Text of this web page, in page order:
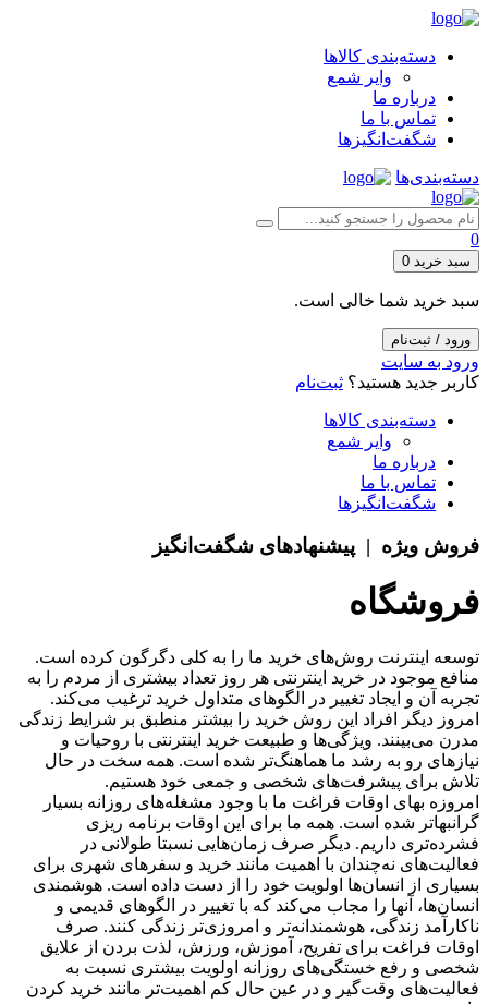
دسته‌بندی کالاها
وایر شمع
درباره ما
تماس با ما
شگفت‌انگیزها
دسته‌بندی‌ها
0
سبد خرید 0
سبد خرید شما خالی است.
ورود / ثبت‌نام
ورود به سایت
کاربر جدید هستید؟ ثبت‌نام
دسته‌بندی کالاها
وایر شمع
درباره ما
تماس با ما
شگفت‌انگیزها
فروش ویژه | پیشنهادهای شگفت‌انگیز
فروشگاه
توسعه اینترنت روش‌های خرید ما را به کلی دگرگون کرده است.
منافع موجود در خرید اینترنتی هر روز تعداد بیشتری از مردم را به
تجربه آن و ایجاد تغییر در الگوهای متداول خرید ترغیب می‏‌کند.
امروز دیگر افراد این روش خرید را بیشتر منطبق بر شرایط زندگی
مدرن می‏‏‏‌بینند. ویژگی‏‏‏‌ها و طبیعت خرید اینترنتی با روحیات و
نیازهای رو به رشد ما هماهنگ‏‏‌تر شده است. همه سخت در حال
تلاش برای پیشرفت‏‏‌های شخصی و جمعی خود هستیم.
امروزه بهای اوقات فراغت ما با وجود مشغله‏‌های روزانه بسیار
گرانبها‌تر شده است. همه ما برای این اوقات برنامه ریزی
فشرده‏‌تری داریم. دیگر صرف زمان‌هایی نسبتا طولانی در
فعالیت‏‌های نه‌چندان با اهمیت مانند خرید و سفرهای شهری برای
بسیاری از انسان‌ها اولویت خود را از دست داده است. هوشمندی
انسان‌ها، آنها را مجاب می‏‌کند که با تغییر در الگوهای قدیمی و
نا‏کارآمد زندگی، هوشمندانه‏‌تر و امروزی‏‌تر زندگی کنند. صرف
اوقات فراغت برای تفریح، آموزش، ورزش، لذت بردن از علایق
شخصی و رفع خستگی‏‏‌های روزانه اولویت بیشتری نسبت به
فعالیت‌‏‏‏های وقت‌گیر و در عین حال کم اهمیت‏‏‏‌تر مانند خرید کردن